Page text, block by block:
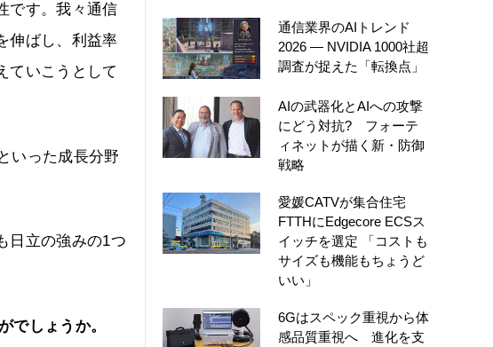
です。我々通信
伸ばし、利益率
ていこうとして
いった成長分野
日立の強みの1つ
しょうか。
通信業界のAIトレンド
2026 ― NVIDIA 1000社超
調査が捉えた「転換点」
AIの武器化とAIへの攻撃
にどう対抗? フォーテ
ィネットが描く新・防御
戦略
愛媛CATVが集合住宅
FTTHにEdgecore ECSス
イッチを選定 「コストも
サイズも機能もちょうど
いい」
6Gはスペック重視から体
感品質重視へ 進化を支